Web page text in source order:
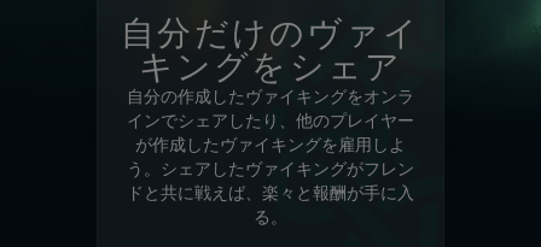
自分だけのヴァイ
キングをシェア
自分の作成したヴァイキングをオンラ
インでシェアしたり、他のプレイヤー
が作成したヴァイキングを雇用しよ
う。シェアしたヴァイキングがフレン
ドと共に戦えば、楽々と報酬が手に入
る。